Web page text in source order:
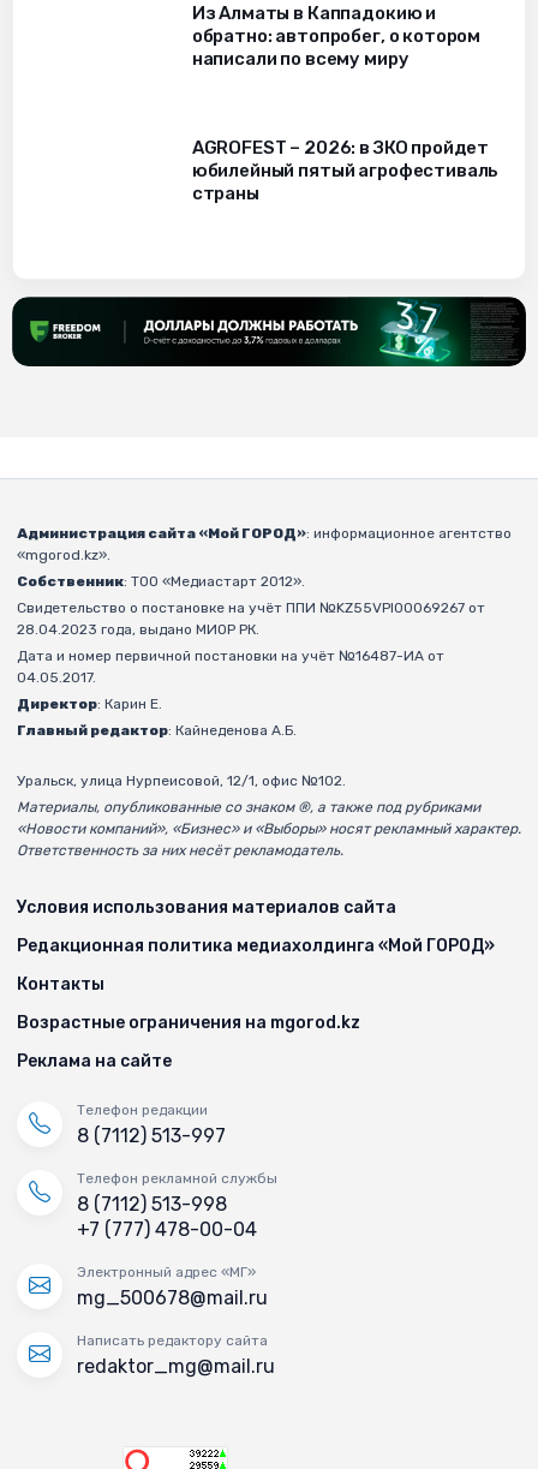
Из Алматы в Каппадокию и
обратно: автопробег, о котором
написали по всему миру
AGROFEST – 2026: в ЗКО пройдет
юбилейный пятый агрофестиваль
страны
Администрация сайта «Мой ГОРОД»: информационное агентство
«mgorod.kz».
Собственник: ТОО «Медиастарт 2012».
Свидетельство о постановке на учёт ППИ №KZ55VPI00069267 от
28.04.2023 года, выдано МИОР РК.
Дата и номер первичной постановки на учёт №16487-ИА от
04.05.2017.
Директор: Карин Е.
Главный редактор: Кайнеденова А.Б.
Уральск, улица Нурпеисовой, 12/1, офис №102.
Материалы, опубликованные со знаком ®, а также под рубриками
«Новости компаний», «Бизнес» и «Выборы» носят рекламный характер.
Ответственность за них несёт рекламодатель.
Условия использования материалов сайта
Редакционная политика медиахолдинга «Мой ГОРОД»
Контакты
Возрастные ограничения на mgorod.kz
Реклама на сайте
Телефон редакции
8 (7112) 513-997
Телефон рекламной службы
8 (7112) 513-998
+7 (777) 478-00-04
Электронный адрес «МГ»
mg_500678@mail.ru
Написать редактору сайта
redaktor_mg@mail.ru